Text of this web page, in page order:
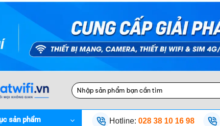
Tìm
kiếm:
sản phẩm Hotline: 028 38 10 16 98